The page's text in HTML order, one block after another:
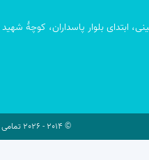
ابتدای بلوار پاسداران، کوچۀ
© 2014 - 2026 تمامی حقوق برای این سایت محفوظ است.